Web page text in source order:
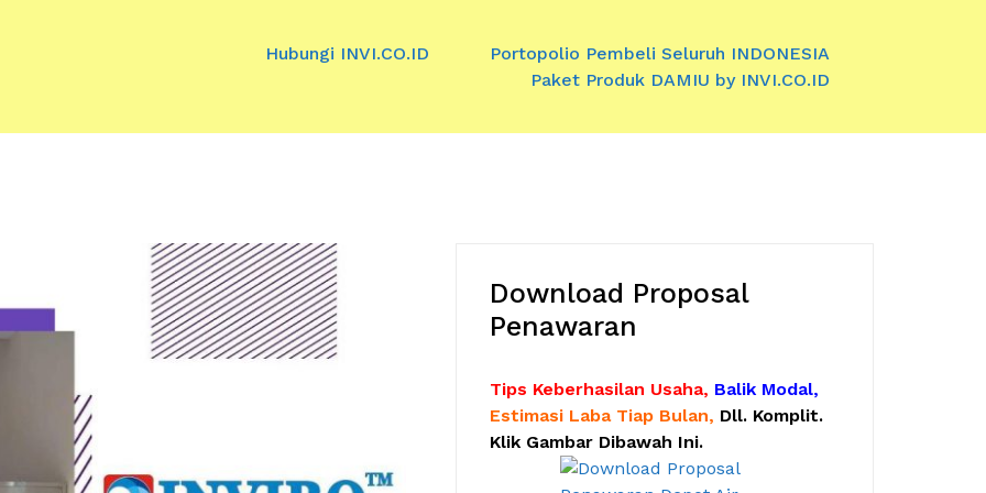
Hubungi INVI.CO.ID
Portopolio Pembeli Seluruh INDONESIA
Paket Produk DAMIU by INVI.CO.ID
Download Proposal
Penawaran
Tips Keberhasilan Usaha, Balik Modal,
Estimasi Laba Tiap Bulan, Dll. Komplit.
Klik Gambar Dibawah Ini.